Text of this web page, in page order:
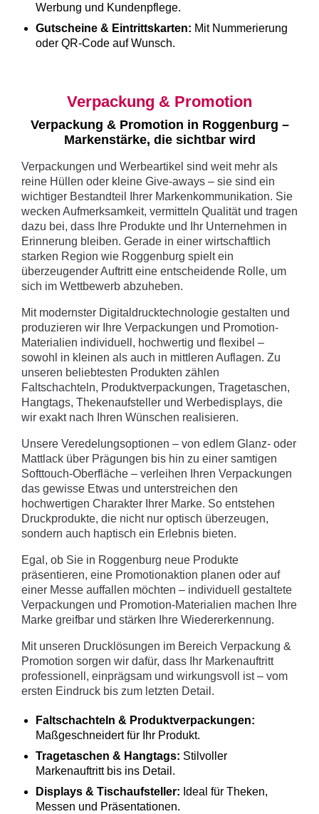
Werbung und Kundenpflege.
Gutscheine & Eintrittskarten: Mit Nummerierung
oder QR-Code auf Wunsch.
Verpackung & Promotion
Verpackung & Promotion in Roggenburg –
Markenstärke, die sichtbar wird
Verpackungen und Werbeartikel sind weit mehr als
reine Hüllen oder kleine Give-aways – sie sind ein
wichtiger Bestandteil Ihrer Markenkommunikation. Sie
wecken Aufmerksamkeit, vermitteln Qualität und tragen
dazu bei, dass Ihre Produkte und Ihr Unternehmen in
Erinnerung bleiben. Gerade in einer wirtschaftlich
starken Region wie Roggenburg spielt ein
überzeugender Auftritt eine entscheidende Rolle, um
sich im Wettbewerb abzuheben.
Mit modernster Digitaldrucktechnologie gestalten und
produzieren wir Ihre Verpackungen und Promotion-
Materialien individuell, hochwertig und flexibel –
sowohl in kleinen als auch in mittleren Auflagen. Zu
unseren beliebtesten Produkten zählen
Faltschachteln, Produktverpackungen, Tragetaschen,
Hangtags, Thekenaufsteller und Werbedisplays, die
wir exakt nach Ihren Wünschen realisieren.
Unsere Veredelungsoptionen – von edlem Glanz- oder
Mattlack über Prägungen bis hin zu einer samtigen
Softtouch-Oberfläche – verleihen Ihren Verpackungen
das gewisse Etwas und unterstreichen den
hochwertigen Charakter Ihrer Marke. So entstehen
Druckprodukte, die nicht nur optisch überzeugen,
sondern auch haptisch ein Erlebnis bieten.
Egal, ob Sie in Roggenburg neue Produkte
präsentieren, eine Promotionaktion planen oder auf
einer Messe auffallen möchten – individuell gestaltete
Verpackungen und Promotion-Materialien machen Ihre
Marke greifbar und stärken Ihre Wiedererkennung.
Mit unseren Drucklösungen im Bereich Verpackung &
Promotion sorgen wir dafür, dass Ihr Markenauftritt
professionell, einprägsam und wirkungsvoll ist – vom
ersten Eindruck bis zum letzten Detail.
Faltschachteln & Produktverpackungen:
Maßgeschneidert für Ihr Produkt.
Tragetaschen & Hangtags: Stilvoller
Markenauftritt bis ins Detail.
Displays & Tischaufsteller: Ideal für Theken,
Messen und Präsentationen.